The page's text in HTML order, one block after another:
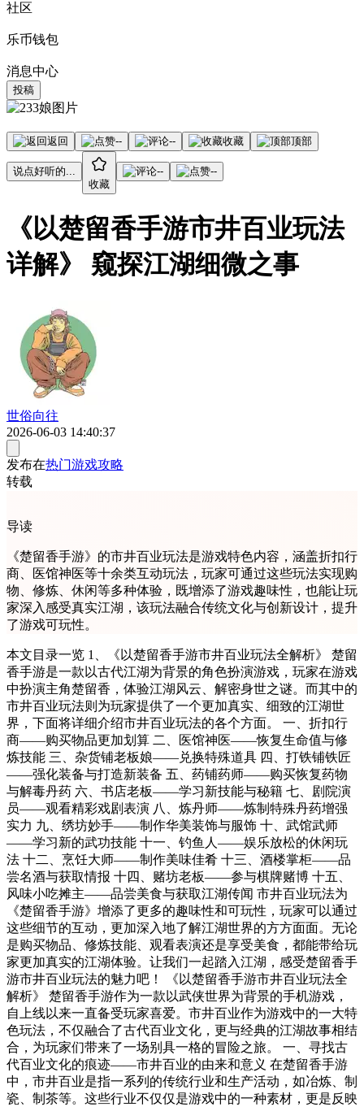
社区
乐币钱包
消息中心
投稿
返回 -- -- 收藏 顶部
说点好听的...
收藏
-- --
《以楚留香手游市井百业玩法
详解》 窥探江湖细微之事
世俗向往
2026-06-03 14:40:37
发布在热门游戏攻略
转载
导读
《楚留香手游》的市井百业玩法是游戏特色内容，涵盖折扣行
商、医馆神医等十余类互动玩法，玩家可通过这些玩法实现购
物、修炼、休闲等多种体验，既增添了游戏趣味性，也能让玩
家深入感受真实江湖，该玩法融合传统文化与创新设计，提升
了游戏可玩性。
本文目录一览 1、《以楚留香手游市井百业玩法全解析》 楚留
香手游是一款以古代江湖为背景的角色扮演游戏，玩家在游戏
中扮演主角楚留香，体验江湖风云、解密身世之谜。而其中的
市井百业玩法则为玩家提供了一个更加真实、细致的江湖世
界，下面将详细介绍市井百业玩法的各个方面。 一、折扣行
商——购买物品更加划算 二、医馆神医——恢复生命值与修
炼技能 三、杂货铺老板娘——兑换特殊道具 四、打铁铺铁匠
——强化装备与打造新装备 五、药铺药师——购买恢复药物
与解毒丹药 六、书店老板——学习新技能与秘籍 七、剧院演
员——观看精彩戏剧表演 八、炼丹师——炼制特殊丹药增强
实力 九、绣坊妙手——制作华美装饰与服饰 十、武馆武师
——学习新的武功技能 十一、钓鱼人——娱乐放松的休闲玩
法 十二、烹饪大师——制作美味佳肴 十三、酒楼掌柜——品
尝名酒与获取情报 十四、赌坊老板——参与棋牌赌博 十五、
风味小吃摊主——品尝美食与获取江湖传闻 市井百业玩法为
《楚留香手游》增添了更多的趣味性和可玩性，玩家可以通过
这些细节的互动，更加深入地了解江湖世界的方方面面。无论
是购买物品、修炼技能、观看表演还是享受美食，都能带给玩
家更加真实的江湖体验。让我们一起踏入江湖，感受楚留香手
游市井百业玩法的魅力吧！ 《以楚留香手游市井百业玩法全
解析》 楚留香手游作为一款以武侠世界为背景的手机游戏，
自上线以来一直备受玩家喜爱。市井百业作为游戏中的一大特
色玩法，不仅融合了古代百业文化，更与经典的江湖故事相结
合，为玩家们带来了一场别具一格的冒险之旅。 一、寻找古
代百业文化的痕迹——市井百业的由来和意义 在楚留香手游
中，市井百业是指一系列的传统行业和生产活动，如冶炼、制
瓷、制茶等。这些行业不仅仅是游戏中的一种素材，更是反映